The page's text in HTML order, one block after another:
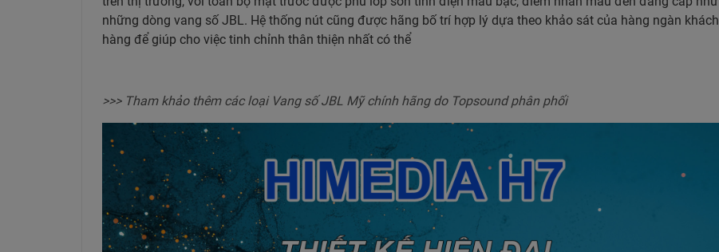
những dòng vang số JBL. Hệ thống nút cũng được hãng bố trí hợp lý dựa theo khảo sát của hàng ngàn khách
hàng để giúp cho việc tinh chỉnh thân thiện nhất có thể
>>> Tham khảo thêm các loại Vang số JBL Mỹ chính hãng do Topsound phân phối